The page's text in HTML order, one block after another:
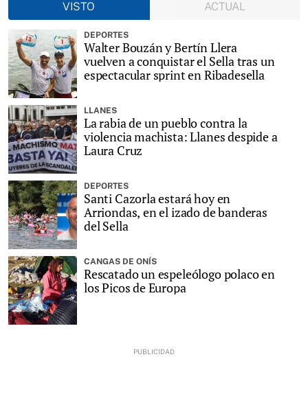
VISTO
ACTUAL
DEPORTES
Walter Bouzán y Bertín Llera
vuelven a conquistar el Sella tras un
espectacular sprint en Ribadesella
LLANES
La rabia de un pueblo contra la
violencia machista: Llanes despide a
Laura Cruz
DEPORTES
Santi Cazorla estará hoy en
Arriondas, en el izado de banderas
del Sella
CANGAS DE ONÍS
Rescatado un espeleólogo polaco en
los Picos de Europa